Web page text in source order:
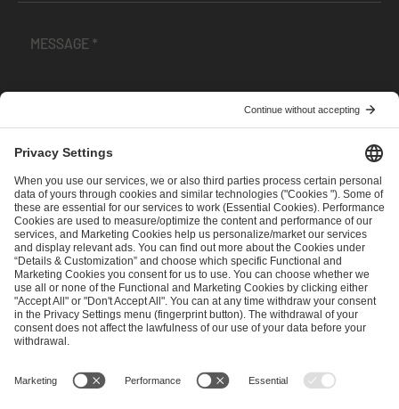
andPrivacy Policy
SEND MESSAGE